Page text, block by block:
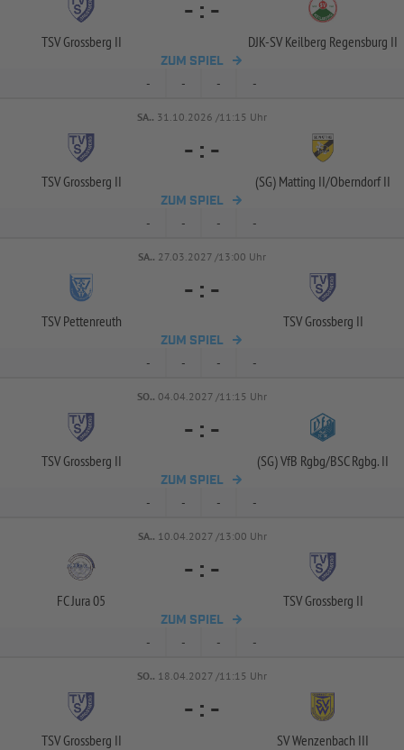
TSV Grossberg II
- : -
DJK-SV Keilberg Regensburg II
ZUM SPIEL
- - - -
SA.. 31.10.2026 /11:15 Uhr
TSV Grossberg II
- : -
(SG) Matting II/Oberndorf II
ZUM SPIEL
- - - -
SA.. 27.03.2027 /13:00 Uhr
TSV Pettenreuth
- : -
TSV Grossberg II
ZUM SPIEL
- - - -
SO.. 04.04.2027 /11:15 Uhr
TSV Grossberg II
- : -
(SG) VfB Rgbg/BSC Rgbg. II
ZUM SPIEL
- - - -
SA.. 10.04.2027 /13:00 Uhr
FC Jura 05
- : -
TSV Grossberg II
ZUM SPIEL
- - - -
SO.. 18.04.2027 /11:15 Uhr
TSV Grossberg II
- : -
SV Wenzenbach III